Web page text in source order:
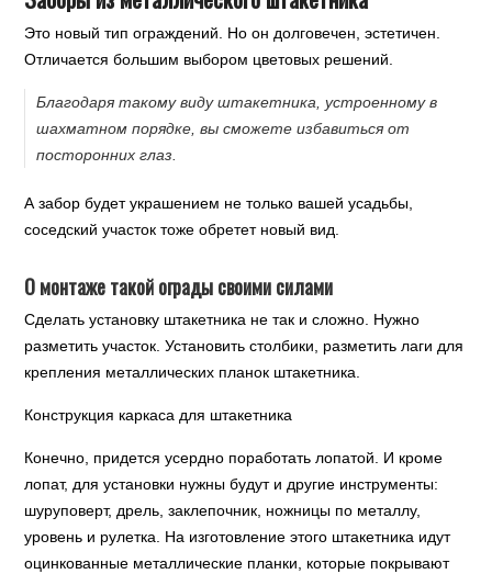
Это новый тип ограждений. Но он долговечен, эстетичен.
Отличается большим выбором цветовых решений.
Благодаря такому виду штакетника, устроенному в
шахматном порядке, вы сможете избавиться от
посторонних глаз.
А забор будет украшением не только вашей усадьбы,
соседский участок тоже обретет новый вид.
О монтаже такой ограды своими силами
Сделать установку штакетника не так и сложно. Нужно
разметить участок. Установить столбики, разметить лаги для
крепления металлических планок штакетника.
Конструкция каркаса для штакетника
Конечно, придется усердно поработать лопатой. И кроме
лопат, для установки нужны будут и другие инструменты:
шуруповерт, дрель, заклепочник, ножницы по металлу,
уровень и рулетка. На изготовление этого штакетника идут
оцинкованные металлические планки, которые покрывают